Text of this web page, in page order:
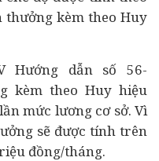
thưởng kèm theo Huy
Hướng dẫn số 56-
kèm theo Huy hiệu
mức lương cơ sở. Vì
sẽ được tính trên
đồng/tháng.